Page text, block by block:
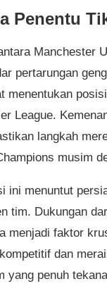
Penentu
Manchester
pertarungan
menentukan
League.
langkah
musim
ini menuntut
tim. Dukungan
menjadi faktor
dan
yang penuh